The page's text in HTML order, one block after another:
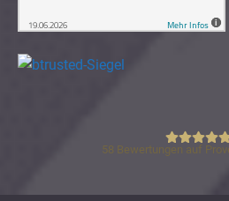
Lutz
58 Bewertungen auf